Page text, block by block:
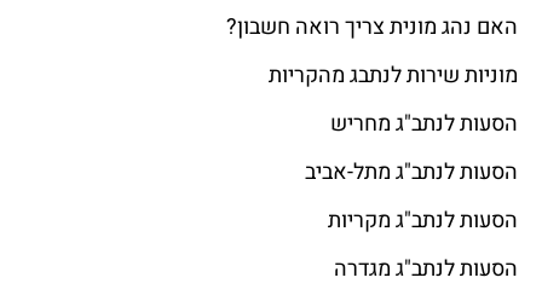
האם נהג מונית צריך רואה חשבון?
מוניות שירות לנתבג מהקריות
הסעות לנתב"ג מחריש
הסעות לנתב"ג מתל-אביב
הסעות לנתב"ג מקריות
הסעות לנתב"ג מגדרה